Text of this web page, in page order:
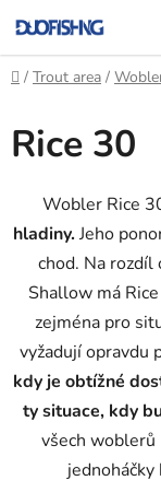
na
obsah
Domů
/ Trout area /
Rice 30
Wobler Rice
hladiny. Jeho
chod. Na
Shallow má
zejména pro
vyžadují opravdu
kdy je obtížné
ty situace, kdy
všech woblerů